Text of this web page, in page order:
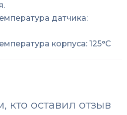
датчика:
корпуса: 125°C
кто оставил отзыв